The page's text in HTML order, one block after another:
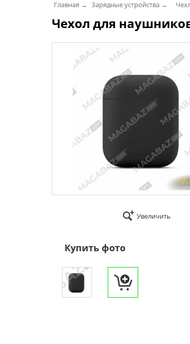
Главная → Зарядные устройства →
Чехол для
Увеличить
Купить фото